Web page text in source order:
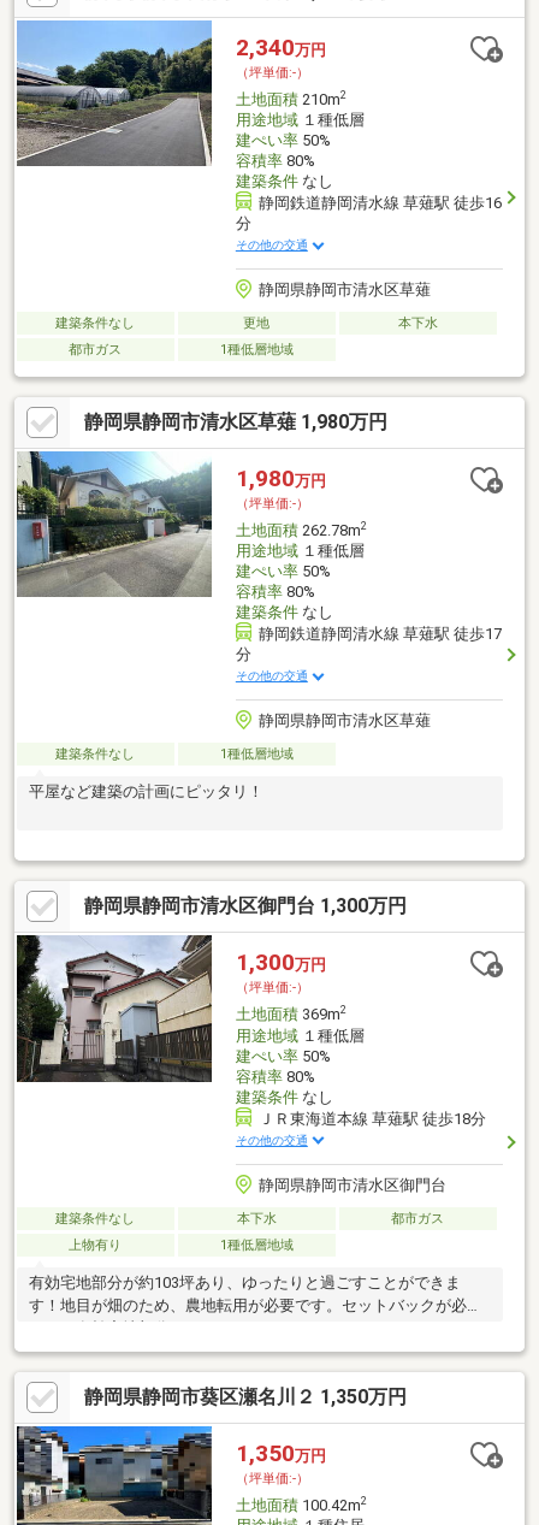
2,340万円
（坪単価:-）
土地面積210m2
用途地域１種低層
建ぺい率50%
容積率80%
建築条件なし
静岡鉄道静岡清水線 草薙駅 徒歩16
分
その他の交通
静岡県静岡市清水区草薙
建築条件なし 更地
本下水
都市ガス
1種低層地域
静岡県静岡市清水区草薙 1,980万円
1,980万円
（坪単価:-）
土地面積262.78m2
用途地域１種低層
建ぺい率50%
容積率80%
建築条件なし
静岡鉄道静岡清水線 草薙駅 徒歩17
分
その他の交通
静岡県静岡市清水区草薙
建築条件なし 1種低層地域
平屋など建築の計画にピッタリ！
静岡県静岡市清水区御門台 1,300万円
1,300万円
（坪単価:-）
土地面積369m2
用途地域１種低層
建ぺい率50%
容積率80%
建築条件なし
ＪＲ東海道本線 草薙駅 徒歩18分
その他の交通
静岡県静岡市清水区御門台
建築条件なし 本下水
都市ガス
上物有り
1種低層地域
有効宅地部分が約103坪あり、ゆったりと過ごすことができま
す！地目が畑のため、農地転用が必要です。セットバックが必要
です。有効宅地部分：343㎡
静岡県静岡市葵区瀬名川２ 1,350万円
1,350万円
（坪単価:-）
土地面積100.42m2